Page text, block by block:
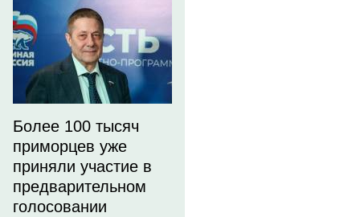
Более 100 тысяч
приморцев уже
приняли участие в
предварительном
голосовании